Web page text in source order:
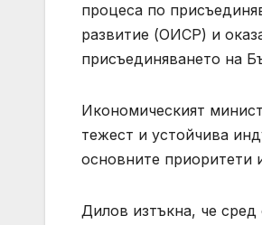
процеса по
развитие (ОИСР) и
присъединяването на
Икономическият
тежест и устойчива
основните приоритети
Дилов изтъкна, че